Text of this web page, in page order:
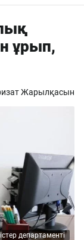
ұрып,
Жарылқасын
департаменті